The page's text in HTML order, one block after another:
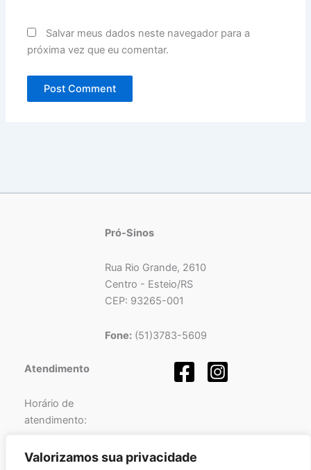
Valorizamos sua privacidade
Salvar meus dados neste navegador para a
próxima vez que eu comentar.
Pró-Sinos
Rua Rio Grande, 2610
Centro - Esteio/RS
CEP: 93265-001
Fone:(51)3783-5609
Atendimento
Horário de
atendimento:
Segunda a Sexta-feira